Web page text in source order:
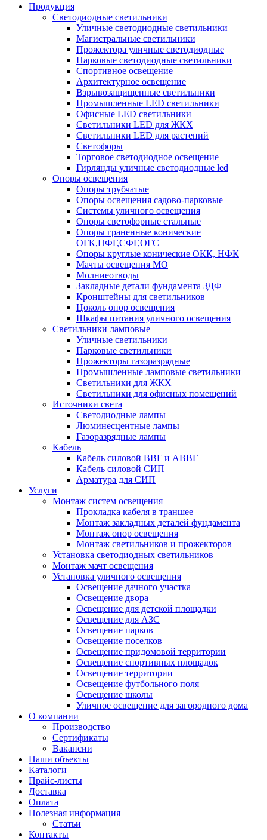
Продукция
Светодиодные светильники
Уличные светодиодные светильники
Магистральные светильники
Прожектора уличные светодиодные
Парковые светодиодные светильники
Спортивное освещение
Архитектурное освещение
Взрывозащищенные светильники
Промышленные LED светильники
Офисные LED светильники
Cветильники LED для ЖКХ
Светильники LED для растений
Светофоры
Торговое светодиодное освещение
Гирлянды уличные светодиодные led
Опоры освещения
Опоры трубчатые
Опоры освещения садово-парковые
Системы уличного освещения
Опоры светофорные стальные
Опоры граненные конические
ОГК,НФГ,СФГ,ОГС
Опоры круглые конические ОКК, НФК
Мачты освещения МО
Молниеотводы
Закладные детали фундамента ЗДФ
Кронштейны для светильников
Цоколь опор освещения
Шкафы питания уличного освещения
Светильники ламповые
Уличные светильники
Парковые светильники
Прожекторы газоразрядные
Промышленные ламповые светильники
Светильники для ЖКХ
Светильники для офисных помещений
Источники света
Светодиодные лампы
Люминесцентные лампы
Газоразрядные лампы
Кабель
Кабель силовой ВВГ и АВВГ
Кабель силовой СИП
Арматура для СИП
Услуги
Монтаж систем освещения
Прокладка кабеля в траншее
Монтаж закладных деталей фундамента
Монтаж опор освещения
Монтаж светильников и прожекторов
Установка светодиодных светильников
Монтаж мачт освещения
Установка уличного освещения
Освещение дачного участка
Освещение двора
Освещение для детской площадки
Освещение для АЗС
Освещение парков
Освещение поселков
Освещение придомовой территории
Освещение спортивных площадок
Освещение территории
Освещение футбольного поля
Освещение школы
Уличное освещение для загородного дома
О компании
Производство
Сертификаты
Вакансии
Наши объекты
Каталоги
Прайс-листы
Доставка
Оплата
Полезная информация
Статьи
Контакты